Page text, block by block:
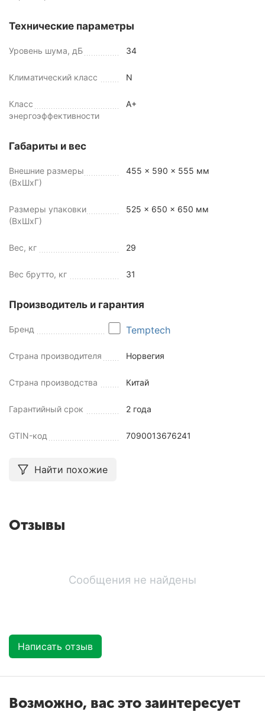
Технические параметры
Уровень шума, дБ 34
Климатический класс N
Класс
энергоэффективности
A+
Габариты и вес
Внешние размеры
(ВхШхГ)
455 x 590 x 555 мм
Размеры упаковки
(ВхШхГ)
525 x 650 x 650 мм
Вес, кг 29
Вес брутто, кг 31
Производитель и гарантия
Бренд Temptech
Страна производителя Норвегия
Страна производства Китай
Гарантийный срок 2 года
GTIN-код 7090013676241
Найти похожие
Отзывы
Сообщения не найдены
Написать отзыв
Возможно, вас это заинтересует